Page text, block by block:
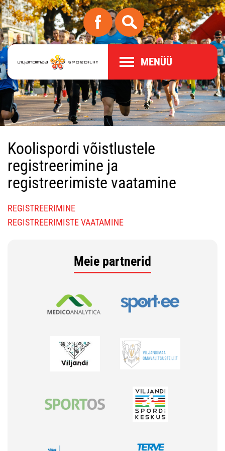
MENÜÜ
Koolispordi võistlustele
registreerimine ja
registreerimiste vaatamine
REGISTREERIMINE
REGISTREERIMISTE VAATAMINE
Meie partnerid